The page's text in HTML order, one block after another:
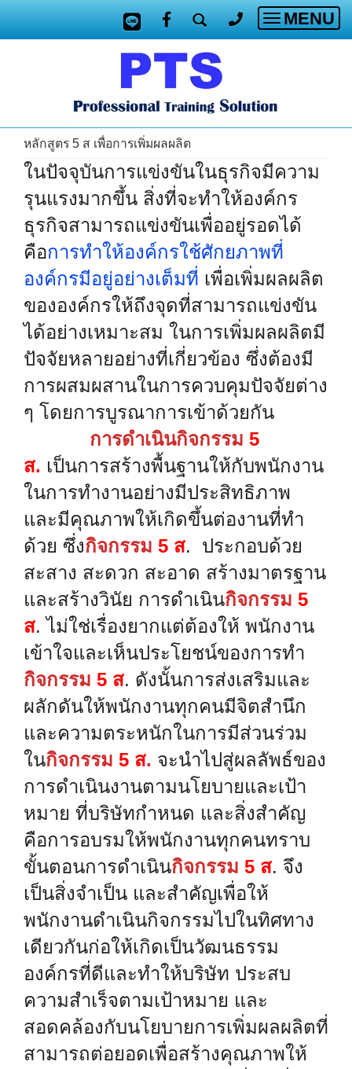
Toggle
MENU
หลักสูตร 5 ส เพื่อการเพิ่มผลผลิต
ในปัจจุบันการแข่งขันในธุรกิจมีความ
รุนแรงมากขึ้น สิ่งที่จะทำให้องค์กร
ธุรกิจสามารถแข่งขันเพื่ออยู่รอดได้
คือการทำให้องค์กรใช้ศักยภาพที่
องค์กรมีอยู่อย่างเต็มที่ เพื่อเพิ่มผลผลิต
ขององค์กรให้ถึงจุดที่สามารถแข่งขัน
ได้อย่างเหมาะสม ในการเพิ่มผลผลิตมี
ปัจจัยหลายอย่างที่เกี่ยวข้อง ซึ่งต้องมี
การผสมผสานในการควบคุมปัจจัยต่าง
ๆ โดยการบูรณาการเข้าด้วยกัน
การดำเนินกิจกรรม 5
ส. เป็นการสร้างพื้นฐานให้กับพนักงาน
ในการทำงานอย่างมีประสิทธิภาพ
และมีคุณภาพให้เกิดขึ้นต่องานที่ทำ
ด้วย ซึ่งกิจกรรม 5 ส. ประกอบด้วย
สะสาง สะดวก สะอาด สร้างมาตรฐาน
และสร้างวินัย การดำเนินกิจกรรม 5
ส.ไม่ใช่เรื่องยากแต่ต้องให้ พนักงาน
เข้าใจและเห็นประโยชน์ของการทำ
กิจกรรม 5 ส. ดังนั้นการส่งเสริมและ
ผลักดันให้พนักงานทุกคนมีจิตสำนึก
และความตระหนักในการมีส่วนร่วม
ในกิจกรรม 5 ส. จะนำไปสู่ผลลัพธ์ของ
การดำเนินงานตามนโยบายและเป้า
หมาย ที่บริษัทกำหนด และสิ่งสำคัญ
คือการอบรมให้พนักงานทุกคนทราบ
ขั้นตอนการดำเนินกิจกรรม 5 ส. จึง
เป็นสิ่งจำเป็น และสำคัญเพื่อให้
พนักงานดำเนินกิจกรรมไปในทิศทาง
เดียวกันก่อให้เกิดเป็นวัฒนธรรม
องค์กรที่ดีและทำให้บริษัท ประสบ
ความสำเร็จตามเป้าหมาย และ
สอดคล้องกับนโยบายการเพิ่มผลผลิตที่
สามารถต่อยอดเพื่อสร้างคุณภาพให้